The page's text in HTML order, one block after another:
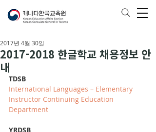
2017-2018 한글학교 채용정보 안
내
2017년 4월 30일
TDSB
International Languages – Elementary
Instructor Continuing Education
Department
YRDSB